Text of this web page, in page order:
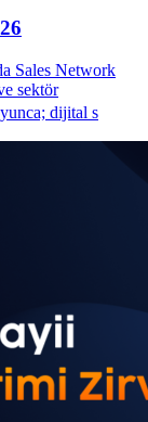
Sales Network
sektör
dijital s